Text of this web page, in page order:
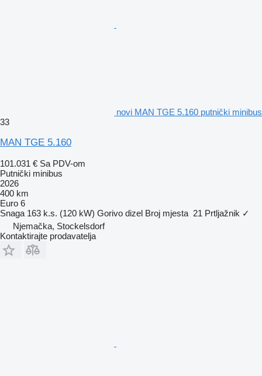
novi MAN TGE 5.160 putnički minibus
33
MAN TGE 5.160
101.031 € Sa PDV-om
Putnički minibus
2026
400 km
Euro 6
Snaga 163 k.s. (120 kW) Gorivo dizel Broj mjesta 21 Prtljažnik ✓
Njemačka, Stockelsdorf
Kontaktirajte prodavatelja